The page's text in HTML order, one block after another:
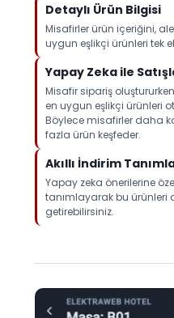
Detaylı Ürün Bilgisi
Misafirler ürün içeriğini,
uygun eşlikçi ürünleri tek
Yapay Zeka ile
Misafir sipariş
en uygun eşlikçi ürünleri
Böylece misafirler daha
fazla ürün keşfeder.
Akıllı İndirim
Yapay zeka önerilerine
tanımlayarak bu
getirebilirsiniz.